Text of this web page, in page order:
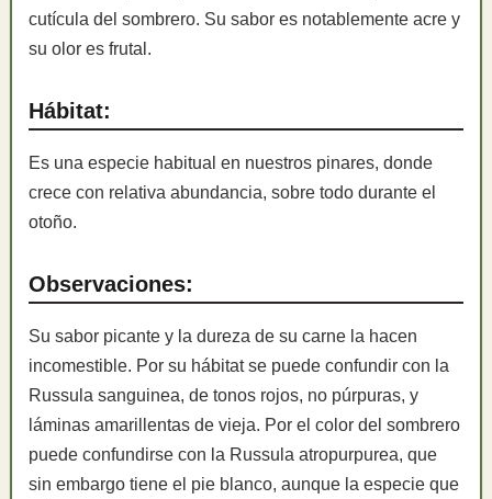
cutícula del sombrero. Su sabor es notablemente acre y
su olor es frutal.
Hábitat:
Es una especie habitual en nuestros pinares, donde
crece con relativa abundancia, sobre todo durante el
otoño.
Observaciones:
Su sabor picante y la dureza de su carne la hacen
incomestible. Por su hábitat se puede confundir con la
Russula sanguinea, de tonos rojos, no púrpuras, y
láminas amarillentas de vieja. Por el color del sombrero
puede confundirse con la Russula atropurpurea, que
sin embargo tiene el pie blanco, aunque la especie que